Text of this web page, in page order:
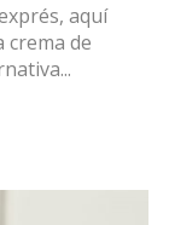
aquí
crema de